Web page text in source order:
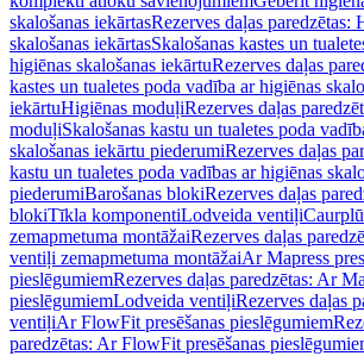
skalošanas iekārtasRezerves daļas paredzētas:
skalošanas iekārtasSkalošanas kastes un
higiēnas skalošanas iekārtuRezerves daļas
kastes un tualetes poda vadība ar higiēnas
iekārtuHigiēnas moduļiRezerves daļas
moduļiSkalošanas kastu un tualetes poda
skalošanas iekārtu piederumiRezerves daļas
kastu un tualetes poda vadības ar higiēnas
piederumiBarošanas blokiRezerves daļas
blokiTīkla komponentiLodveida ventiļi
zemapmetuma montāžaiRezerves daļas
ventiļi zemapmetuma montāžaiAr Mapress
pieslēgumiemRezerves daļas paredzētas: Ar
pieslēgumiemLodveida ventiļiRezerves daļas
ventiļiAr FlowFit presēšanas pieslēgumiem
paredzētas: Ar FlowFit presēšanas